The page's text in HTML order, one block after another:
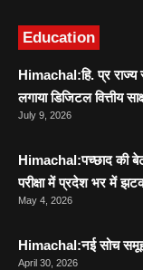
Education
Himachal:हि. प्र राज्य
लगाया डिजिटल वित्तीय
July 9, 2026
Himachal:पच्छाद की
परीक्षा में प्रदेश भर में
May 4, 2026
Himachal:नई सोच समूह
April 30, 2026